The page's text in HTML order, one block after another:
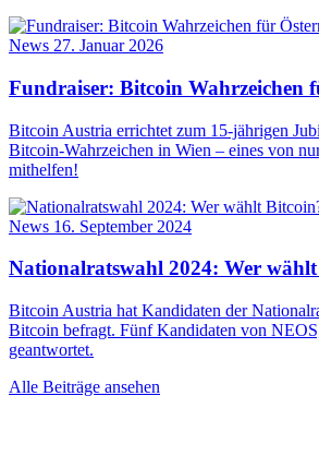
News 27. Januar 2026
Fundraiser: Bitcoin Wahrzeichen
Bitcoin Austria errichtet zum 15-jährigen
Bitcoin-Wahrzeichen in Wien – eines von
mithelfen!
News 16. September 2024
Nationalratswahl 2024: Wer
Bitcoin Austria hat Kandidaten der
Bitcoin befragt. Fünf Kandidaten von
geantwortet.
Alle Beiträge ansehen